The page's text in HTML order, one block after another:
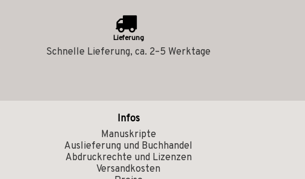
Lieferung
Schnelle Lieferung, ca. 2–5 Werktage
Infos
Manuskripte
Auslieferung und Buchhandel
Abdruckrechte und Lizenzen
Versandkosten